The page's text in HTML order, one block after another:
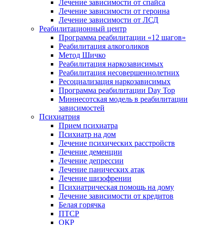
Лечение зависимости от спайса
Лечение зависимости от героина
Лечение зависимости от ЛСД
Реабилитационный центр
Программа реабилитации «12 шагов»
Реабилитация алкоголиков
Метод Шичко
Реабилитация наркозависимых
Реабилитация несовершеннолетних
Ресоциализация наркозависимых
Программа реабилитации Day Top
Миннесотская модель в реабилитации
зависимостей
Психиатрия
Прием психиатра
Психиатр на дом
Лечение психических расстройств
Лечение деменции
Лечение депрессии
Лечение панических атак
Лечение шизофрении
Психиатрическая помощь на дому
Лечение зависимости от кредитов
Белая горячка
ПТСР
ОКР